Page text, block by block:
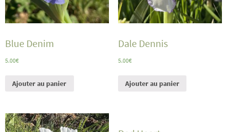
Blue Denim
5.00€
Ajouter au panier
Dale Dennis
5.00€
Ajouter au panier